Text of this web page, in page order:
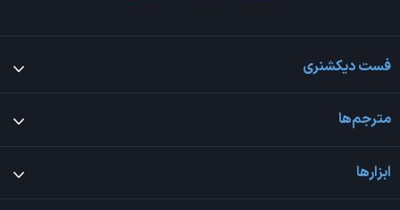
فست دیکشنری
مترجم‌ها
ابزارها